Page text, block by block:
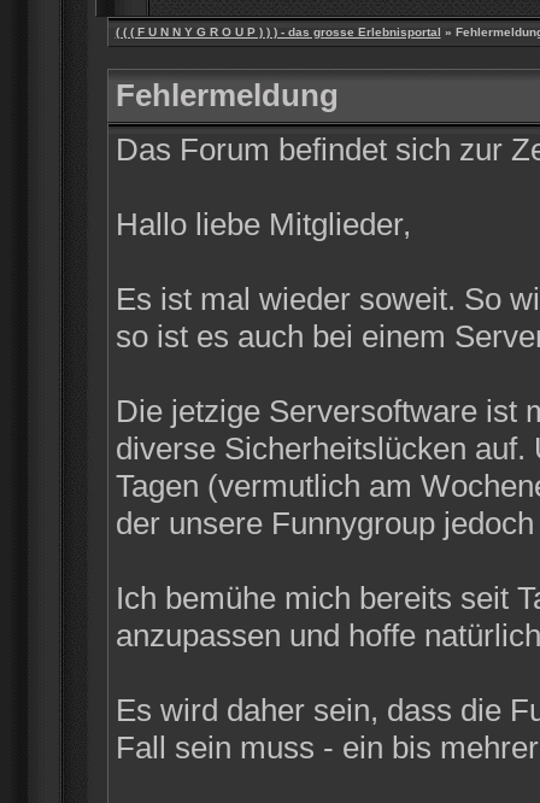
( ( ( F U N N Y G R O U P ) ) ) - das grosse Erlebnisportal »
Fehlermeldung
Das Forum befindet sich zur
Hallo liebe Mitglieder,
Es ist mal wieder soweit. So
so ist es auch bei einem
Die jetzige Serversoftware ist
diverse Sicherheitslücken
Tagen (vermutlich am
der unsere Funnygroup
Ich bemühe mich bereits seit
anzupassen und hoffe
Es wird daher sein, dass die
Fall sein muss - ein bis